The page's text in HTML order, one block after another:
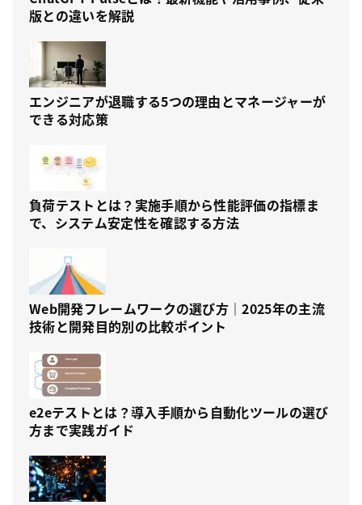
版との違いを解説
エンジニアが退職する5つの理由とマネージャーが
できる対応策
負荷テストとは？実施手順から性能評価の指標ま
で、システム安定性を確認する方法
Web開発フレームワークの選び方｜2025年の主流
技術と開発目的別の比較ポイント
e2eテストとは？導入手順から自動化ツールの選び
方まで実践ガイド